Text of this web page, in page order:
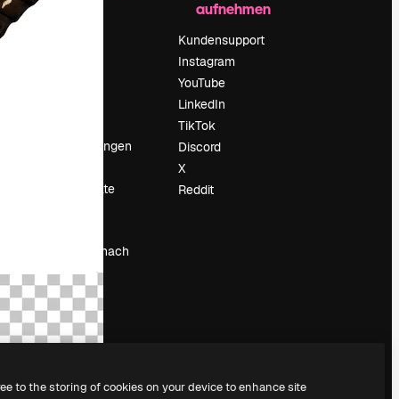
Veranstaltungen
Deine Inhalte
Suchst du nach
magnific.ai
aufnehmen
Kundensupport
Instagram
YouTube
LinkedIn
TikTok
Discord
X
Reddit
to the storing of cookies on your device to enhance site